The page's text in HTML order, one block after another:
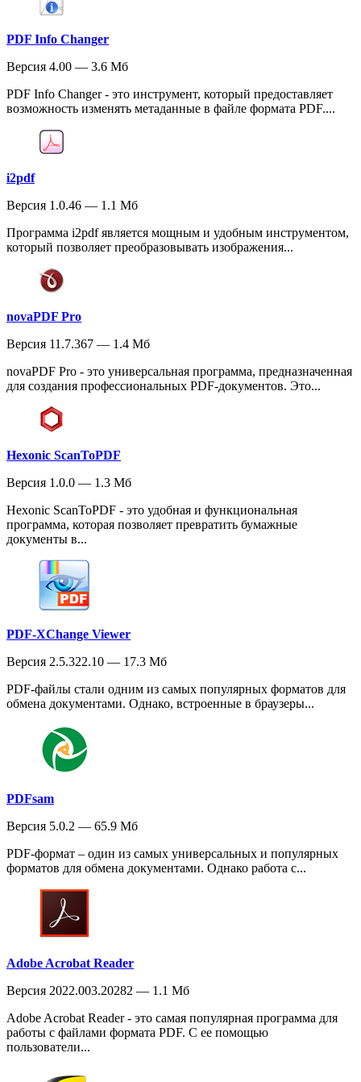
PDF Info Changer
Версия 4.00 — 3.6 Мб
PDF Info Changer - это инструмент, который предоставляет
возможность изменять метаданные в файле формата PDF....
i2pdf
Версия 1.0.46 — 1.1 Мб
Программа i2pdf является мощным и удобным инструментом,
который позволяет преобразовывать изображения...
novaPDF Pro
Версия 11.7.367 — 1.4 Мб
novaPDF Pro - это универсальная программа, предназначенная
для создания профессиональных PDF-документов. Это...
Hexonic ScanToPDF
Версия 1.0.0 — 1.3 Мб
Hexonic ScanToPDF - это удобная и функциональная
программа, которая позволяет превратить бумажные
документы в...
PDF-XChange Viewer
Версия 2.5.322.10 — 17.3 Мб
PDF-файлы стали одним из самых популярных форматов для
обмена документами. Однако, встроенные в браузеры...
PDFsam
Версия 5.0.2 — 65.9 Мб
PDF-формат – один из самых универсальных и популярных
форматов для обмена документами. Однако работа с...
Adobe Acrobat Reader
Версия 2022.003.20282 — 1.1 Мб
Adobe Acrobat Reader - это самая популярная программа для
работы с файлами формата PDF. С ее помощью
пользователи...